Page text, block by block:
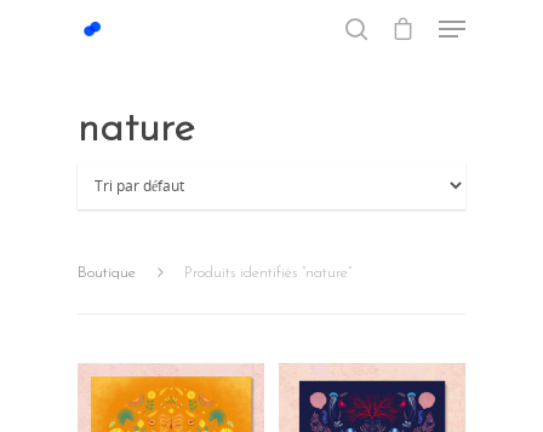
nature
Boutique Produits identifiés “nature”